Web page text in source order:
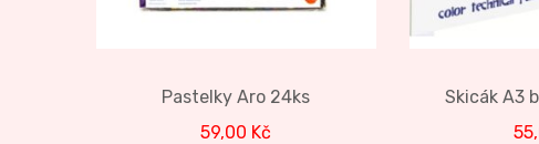
Pastelky Aro 24ks
59,00 Kč
Skicák A3